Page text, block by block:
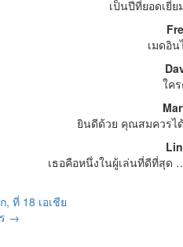
เป็นปีที่ยอดเยี่
เมดอิ
ใค
ยินดีด้วย คุณสมควรไ
เธอคือหนึ่งในผู้เล่นที่ดีที่สุด
ที่ 18 เอเชีย
→